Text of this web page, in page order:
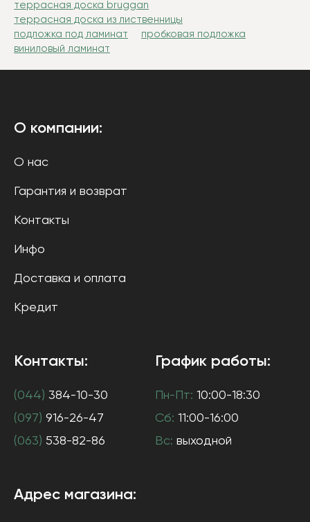
террасная доска bruggan
террасная доска из лиственницы
подложка под ламинат
пробковая подложка
виниловый ламинат
О компании:
О нас
Гарантия и возврат
Контакты
Инфо
Доставка и оплата
Кредит
Контакты:
(044) 384-10-30
(097) 916-26-47
(063) 538-82-86
График работы:
Пн-Пт: 10:00-18:30
Сб: 11:00-16:00
Вс: выходной
Адрес магазина: